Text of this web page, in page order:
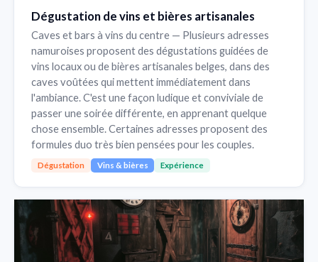
Dégustation de vins et bières artisanales
Caves et bars à vins du centre — Plusieurs adresses
namuroises proposent des dégustations guidées de
vins locaux ou de bières artisanales belges, dans des
caves voûtées qui mettent immédiatement dans
l'ambiance. C'est une façon ludique et conviviale de
passer une soirée différente, en apprenant quelque
chose ensemble. Certaines adresses proposent des
formules duo très bien pensées pour les couples.
Dégustation Vins & bières Expérience